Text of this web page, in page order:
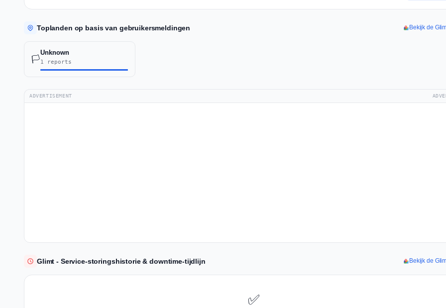
Toplanden op basis van gebruikersmeldingen Bekijk de
🏳️
Unknown
1 reports
ADVERTISEMENT
Glimt - Service-storingshistorie & downtime-tijdlijn Bekijk de
✅